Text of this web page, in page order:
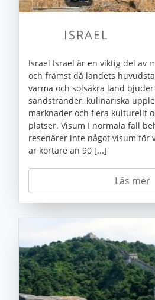
ISRAEL
Israel Israel är en viktig del av
och främst då landets
varma och solsäkra land
sandstränder, kulinariska
marknader och flera kulturellt
platser. Visum I normala fall
resenärer inte något visum för
är kortare än 90 [...]
Läs mer